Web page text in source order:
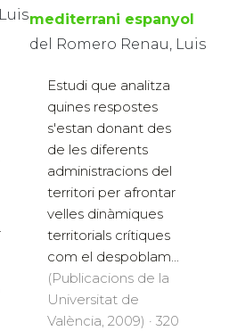
mediterrani espanyol
del Romero Renau, Luis
Estudi que analitza
quines respostes
s'estan donant des
de les diferents
administracions del
territori per afrontar
velles dinàmiques
territorials crítiques
com el despoblam...
(Publicacions de la
Universitat de
València, 2009) · 320